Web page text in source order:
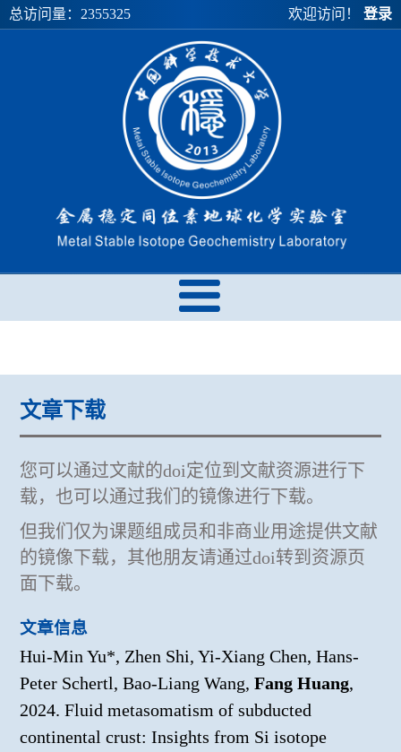
总访问量： 2355325 欢迎访问！ 登录
文章下载
您可以通过文献的doi定位到文献资源进行下
载，也可以通过我们的镜像进行下载。
但我们仅为课题组成员和非商业用途提供文献
的镜像下载，其他朋友请通过doi转到资源页
面下载。
文章信息
Hui-Min Yu*, Zhen Shi, Yi-Xiang Chen, Hans-
Peter Schertl, Bao-Liang Wang,Fang Huang,
2024. Fluid metasomatism of subducted
continental crust: Insights from Si isotope